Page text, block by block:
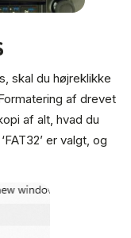
skal du højreklikke
af drevet
af alt, hvad du
er valgt, og